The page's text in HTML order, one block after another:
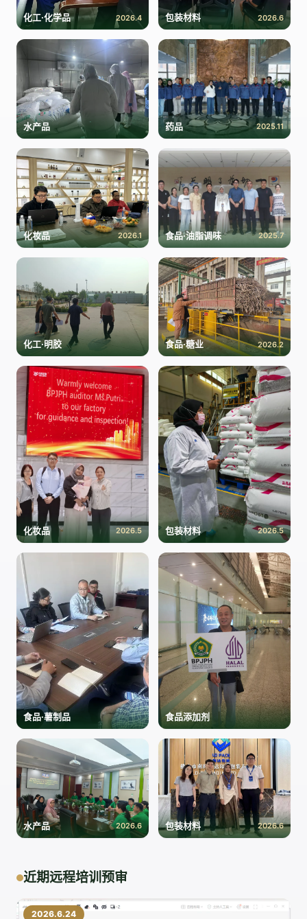
化工·化学品 2026.4 包装材料 2026.6
水产品 药品 2025.11
化妆品 2026.1 食品·油脂调味 2025.7
化工·明胶 食品·糖业 2026.2
化妆品 2026.5 包装材料 2026.5
食品·薯制品 食品添加剂
水产品 2026.6 包装材料 2026.6
近期远程培训预审
2026.6.24